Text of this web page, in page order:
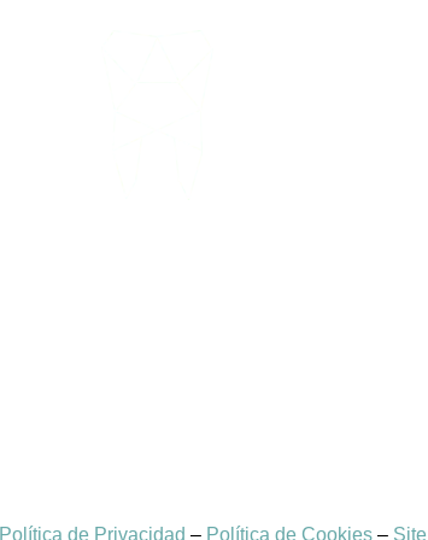
Política de Privacidad – Política de Cookies –